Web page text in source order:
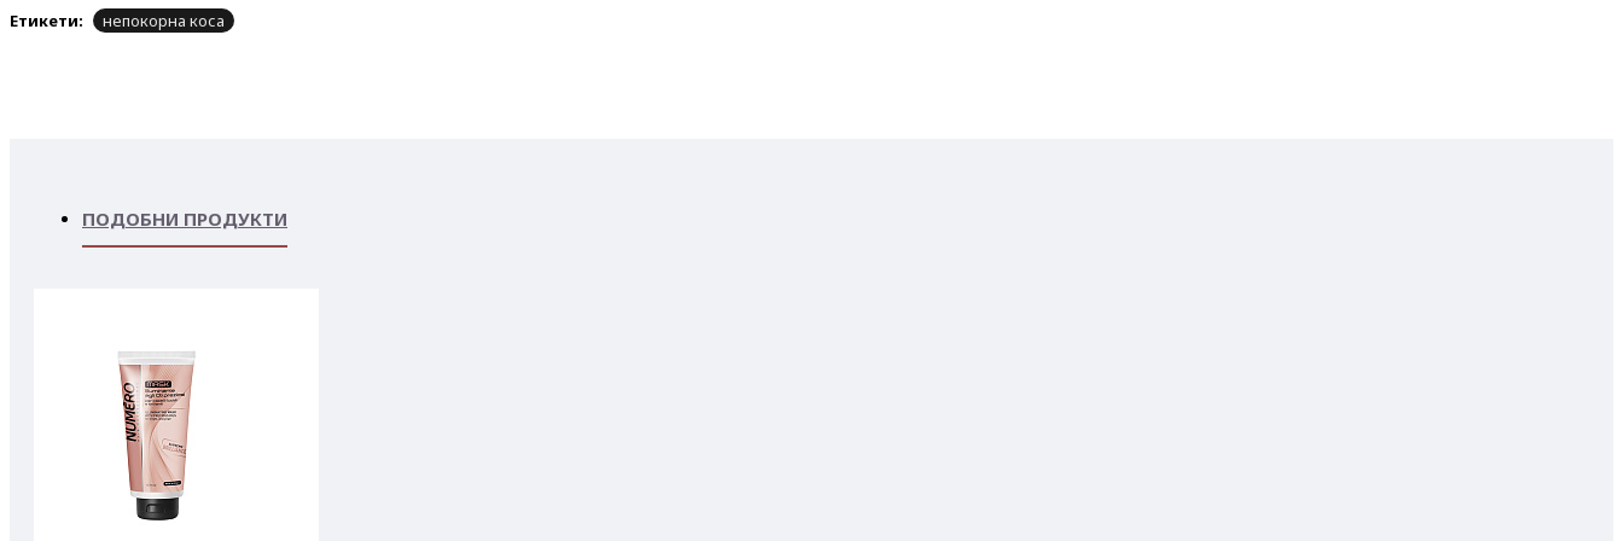
Етикети: непокорна коса
ПОДОБНИ ПРОДУКТИ